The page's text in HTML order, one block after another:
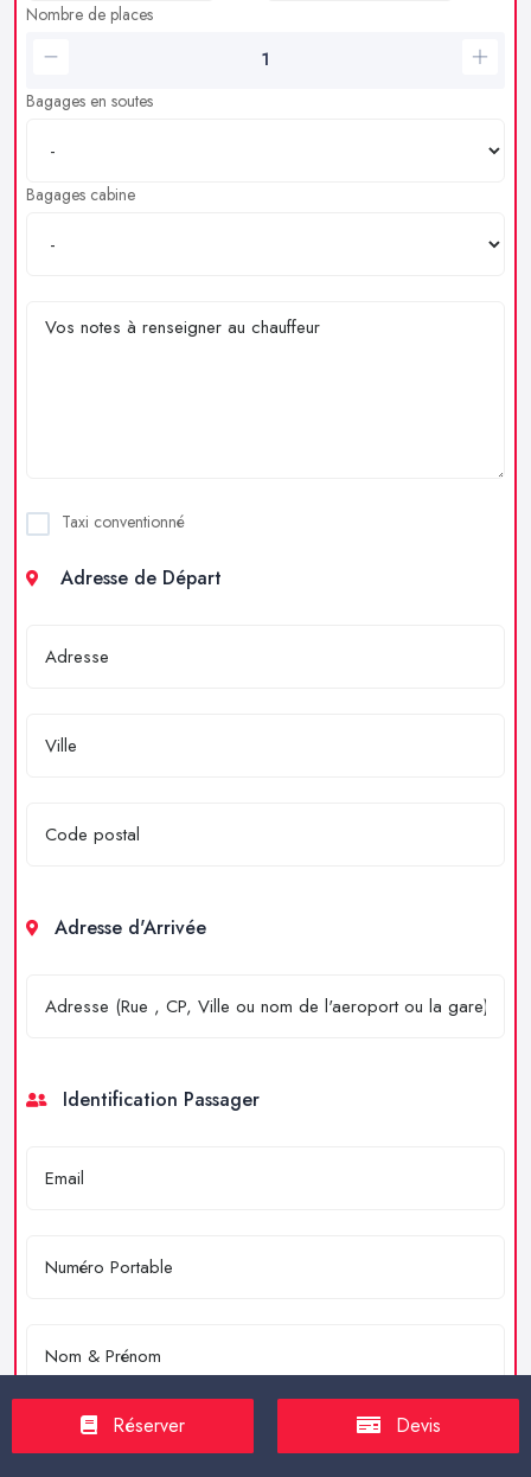
Nombre de places
Bagages en soutes
Bagages cabine
Taxi conventionné
Adresse de Départ
Adresse d'Arrivée
Identification Passager
Merci de résoudre l'équation : 4 + 2 = ?
Réserver Devis